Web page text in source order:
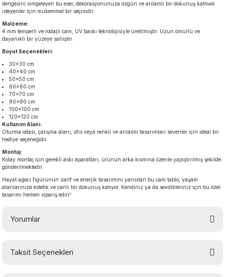
dengesini simgeleyen bu eser, dekorasyonunuza özgün ve anlamlı bir dokunuş katmak
isteyenler için mükemmel bir seçimdir.
Malzeme:
4 mm temperli ve rodajlı cam, UV baskı teknolojisiyle üretilmiştir. Uzun ömürlü ve
dayanıklı bir yüzeye sahiptir.
Boyut Seçenekleri:
30×30 cm
40×40 cm
50×50 cm
60×60 cm
70×70 cm
80×80 cm
100×100 cm
120×120 cm
Kullanım Alanı:
Oturma odası, çalışma alanı, ofis veya renkli ve anlamlı tasarımları sevenler için ideal bir
hediye seçeneğidir.
Montaj:
Kolay montaj için gerekli askı aparatları, ürünün arka kısmına özenle yapıştırılmış şekilde
gönderilmektedir.
Hayat ağacı figürünün zarif ve enerjik tasarımını yansıtan bu cam tablo, yaşam
alanlarınıza estetik ve canlı bir dokunuş katıyor. Kendiniz ya da sevdikleriniz için bu özel
tasarımı hemen sipariş edin!
Yorumlar
Taksit Seçenekleri